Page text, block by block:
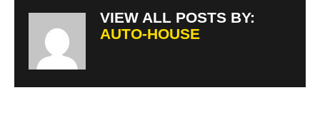
VIEW ALL POSTS BY:
AUTO-HOUSE